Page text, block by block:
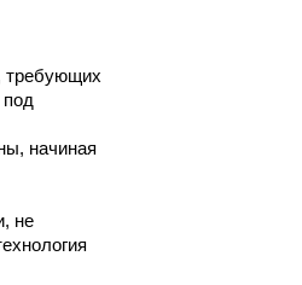
требующих
под
начиная
не